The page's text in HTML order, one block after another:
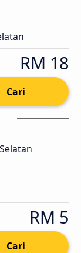
RM 18
Cari
RM 5
Cari